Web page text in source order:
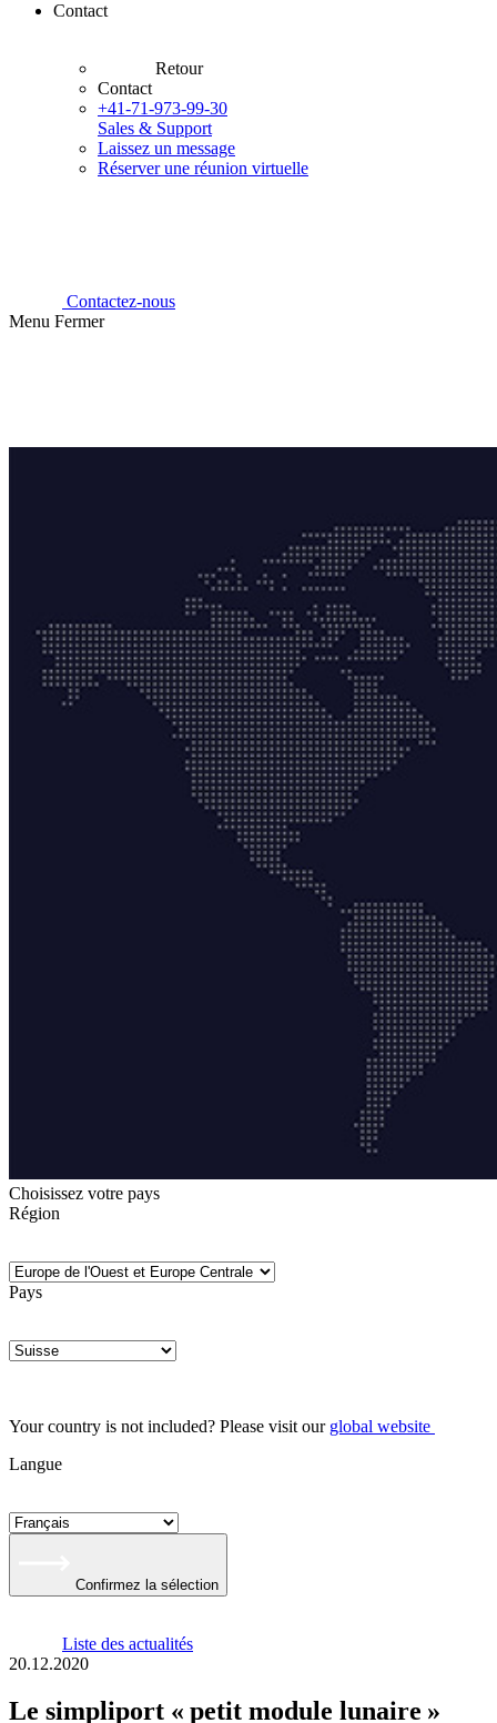
Contact
Retour
Contact
+41-71-973-99-30
Sales & Support
Laissez un message
Réserver une réunion virtuelle
Contactez-nous
Menu Fermer
Choisissez votre pays
Région
Pays
Your country is not included? Please visit our global website
Langue
Confirmez la sélection
Liste des actualités
20.12.2020
Le simpliport « petit module lunaire »